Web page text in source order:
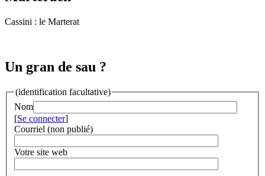
Cassini : le Marterat
Un gran de sau ?
(identification facultative)
Nom
[Se connecter]
Courriel (non publié)
Votre site web